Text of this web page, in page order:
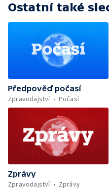
Ostatní také
Předpověď počasí
Zpravodajství
Počasí
Zprávy
Zpravodajství
Zprávy